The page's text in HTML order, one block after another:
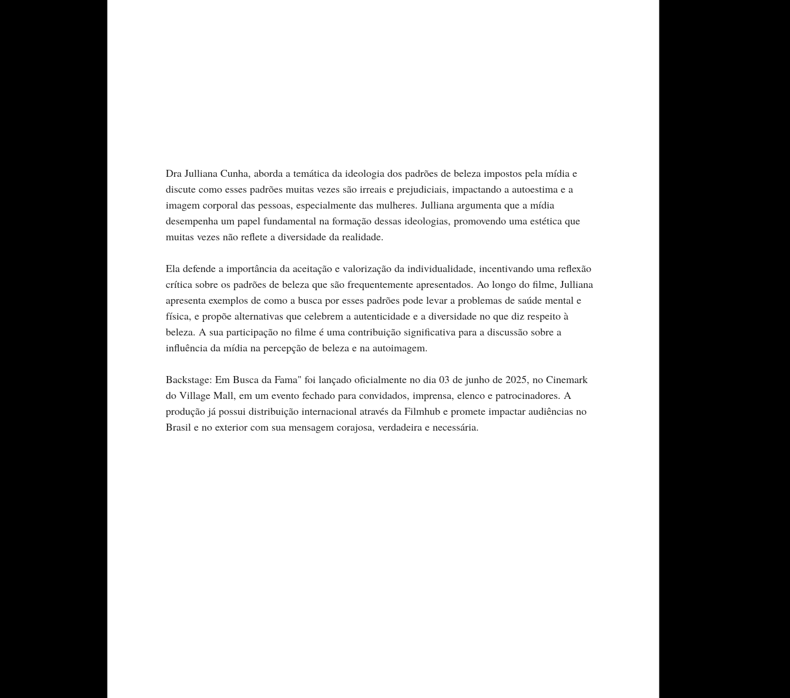
Dra Julliana Cunha, aborda a temática da ideologia dos padrões de beleza impostos pela mídia e
discute como esses padrões muitas vezes são irreais e prejudiciais, impactando a autoestima e a
imagem corporal das pessoas, especialmente das mulheres. Julliana argumenta que a mídia
desempenha um papel fundamental na formação dessas ideologias, promovendo uma estética que
muitas vezes não reflete a diversidade da realidade.
Ela defende a importância da aceitação e valorização da individualidade, incentivando uma reflexão
crítica sobre os padrões de beleza que são frequentemente apresentados. Ao longo do filme, Julliana
apresenta exemplos de como a busca por esses padrões pode levar a problemas de saúde mental e
física, e propõe alternativas que celebrem a autenticidade e a diversidade no que diz respeito à
beleza. A sua participação no filme é uma contribuição significativa para a discussão sobre a
influência da mídia na percepção de beleza e na autoimagem.
Backstage: Em Busca da Fama" foi lançado oficialmente no dia 03 de junho de 2025, no Cinemark
do Village Mall, em um evento fechado para convidados, imprensa, elenco e patrocinadores. A
produção já possui distribuição internacional através da Filmhub e promete impactar audiências no
Brasil e no exterior com sua mensagem corajosa, verdadeira e necessária.